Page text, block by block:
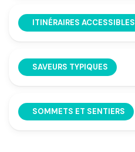
ITINÉRAIRES ACCESSIBLES
SAVEURS TYPIQUES
SOMMETS ET SENTIERS